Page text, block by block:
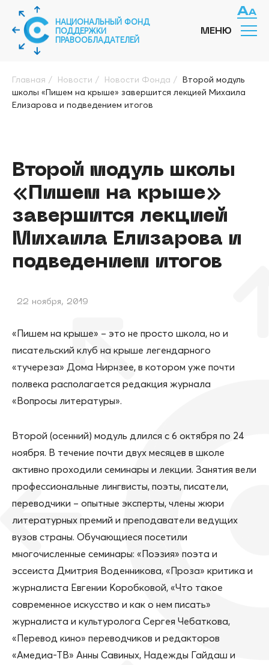
НАЦИОНАЛЬНЫЙ ФОНД
ПОДДЕРЖКИ
ПРАВООБЛАДАТЕЛЕЙ
МЕНЮ
Главная / Новости / Новости Фонда / Второй модуль
школы «Пишем на крыше» завершится лекцией Михаила
Елизарова и подведением итогов
Второй модуль школы
«Пишем на крыше»
завершится лекцией
Михаила Елизарова и
подведением итогов
22 ноября, 2019
«Пишем на крыше» – это не просто школа, но и
писательский клуб на крыше легендарного
«тучереза» Дома Нирнзее, в котором уже почти
полвека располагается редакция журнала
«Вопросы литературы».
Второй (осенний) модуль длился с 6 октября по 24
ноября. В течение почти двух месяцев в школе
активно проходили семинары и лекции. Занятия вели
профессиональные лингвисты, поэты, писатели,
переводчики – опытные эксперты, члены жюри
литературных премий и преподаватели ведущих
вузов страны. Обучающиеся посетили
многочисленные семинары: «Поэзия» поэта и
эссеиста Дмитрия Воденникова, «Проза» критика и
журналиста Евгении Коробковой, «Что такое
современное искусство и как о нем писать»
журналиста и культуролога Сергея Чебаткова,
«Перевод кино» переводчиков и редакторов
«Амедиа-ТВ» Анны Савиных, Надежды Гайдаш и